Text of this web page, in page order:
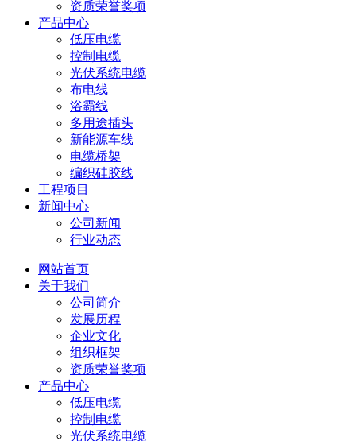
资质荣誉奖项
产品中心
低压电缆
控制电缆
光伏系统电缆
布电线
浴霸线
多用途插头
新能源车线
电缆桥架
编织硅胶线
工程项目
新闻中心
公司新闻
行业动态
网站首页
关于我们
公司简介
发展历程
企业文化
组织框架
资质荣誉奖项
产品中心
低压电缆
控制电缆
光伏系统电缆